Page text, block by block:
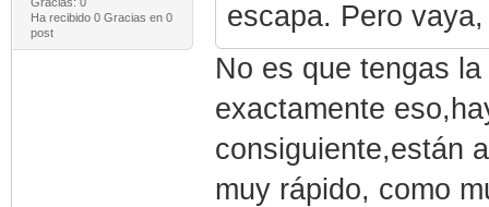
Ha recibido 0 Gracias en 0
post
escapa. Pero
No es que tengas
exactamente
consiguiente,están
muy rápido, como